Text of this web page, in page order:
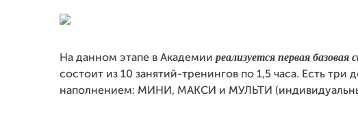
На данном этапе в Академии реализуется первая
состоит из 10 занятий-тренингов по 1,5 часа. Есть
наполнением: МИНИ, МАКСИ и МУЛЬТИ